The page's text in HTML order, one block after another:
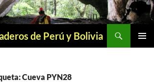
de Perú y Bolivia
Cueva PYN28